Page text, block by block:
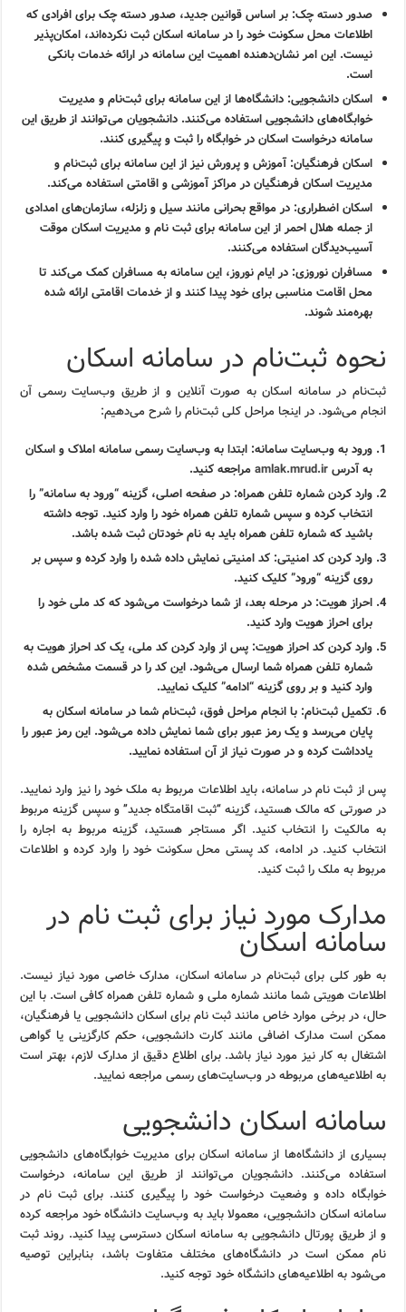
صدور دسته چک: بر اساس قوانین جدید، صدور دسته چک برای افرادی که
اطلاعات محل سکونت خود را در سامانه اسکان ثبت نکرده‌اند، امکان‌پذیر
نیست. این امر نشان‌دهنده اهمیت این سامانه در ارائه خدمات بانکی
است.
اسکان دانشجویی: دانشگاه‌ها از این سامانه برای ثبت‌نام و مدیریت
خوابگاه‌های دانشجویی استفاده می‌کنند. دانشجویان می‌توانند از طریق این
سامانه درخواست اسکان در خوابگاه را ثبت و پیگیری کنند.
اسکان فرهنگیان:آموزش و پرورش نیز از این سامانه برای ثبت‌نام و
مدیریت اسکان فرهنگیان در مراکز آموزشی و اقامتی استفاده می‌کند.
اسکان اضطراری: در مواقع بحرانی مانند سیل و زلزله، سازمان‌های امدادی
از جمله هلال احمر از این سامانه برای ثبت نام و مدیریت اسکان موقت
آسیب‌دیدگان استفاده می‌کنند.
مسافران نوروزی: در ایام نوروز، این سامانه به مسافران کمک می‌کند تا
محل اقامت مناسبی برای خود پیدا کنند و از خدمات اقامتی ارائه شده
بهره‌مند شوند.
نحوه ثبت‌نام در سامانه اسکان
ثبت‌نام در سامانه اسکان به صورت آنلاین و از طریق وب‌سایت رسمی آن
انجام می‌شود. در اینجا مراحل کلی ثبت‌نام را شرح می‌دهیم:
ورود به وب‌سایت سامانه: ابتدا به وب‌سایت رسمی سامانه املاک و اسکان
به آدرسamlak.mrud.irمراجعه کنید.
وارد کردن شماره تلفن همراه: در صفحه اصلی، گزینه “ورود به سامانه” را
انتخاب کرده و سپس شماره تلفن همراه خود را وارد کنید. توجه داشته
باشید که شماره تلفن همراه باید به نام خودتان ثبت شده باشد.
وارد کردن کد امنیتی: کد امنیتی نمایش داده شده را وارد کرده و سپس بر
روی گزینه “ورود” کلیک کنید.
احراز هویت: در مرحله بعد، از شما درخواست می‌شود که کد ملی خود را
برای احراز هویت وارد کنید.
وارد کردن کد احراز هویت: پس از وارد کردن کد ملی، یک کد احراز هویت به
شماره تلفن همراه شما ارسال می‌شود. این کد را در قسمت مشخص شده
وارد کنید و بر روی گزینه “ادامه” کلیک نمایید.
تکمیل ثبت‌نام: با انجام مراحل فوق، ثبت‌نام شما در سامانه اسکان به
پایان می‌رسد و یک رمز عبور برای شما نمایش داده می‌شود. این رمز عبور را
یادداشت کرده و در صورت نیاز از آن استفاده نمایید.
پس از ثبت نام در سامانه، باید اطلاعات مربوط به ملک خود را نیز وارد نمایید.
در صورتی که مالک هستید، گزینه “ثبت اقامتگاه جدید” و سپس گزینه مربوط
به مالکیت را انتخاب کنید. اگر مستاجر هستید، گزینه مربوط به اجاره را
انتخاب کنید. در ادامه، کد پستی محل سکونت خود را وارد کرده و اطلاعات
مربوط به ملک را ثبت کنید.
مدارک مورد نیاز برای ثبت نام در
سامانه اسکان
به طور کلی برای ثبت‌نام در سامانه اسکان، مدارک خاصی مورد نیاز نیست.
اطلاعات هویتی شما مانند شماره ملی و شماره تلفن همراه کافی است. با این
حال، در برخی موارد خاص مانند ثبت نام برای اسکان دانشجویی یا فرهنگیان،
ممکن است مدارک اضافی مانند کارت دانشجویی، حکم کارگزینی یا گواهی
اشتغال به کار نیز مورد نیاز باشد. برای اطلاع دقیق از مدارک لازم، بهتر است
به اطلاعیه‌های مربوطه در وب‌سایت‌های رسمی مراجعه نمایید.
سامانه اسکان دانشجویی
بسیاری از دانشگاه‌ها از سامانه اسکان برای مدیریت خوابگاه‌های دانشجویی
استفاده می‌کنند. دانشجویان می‌توانند از طریق این سامانه، درخواست
خوابگاه داده و وضعیت درخواست خود را پیگیری کنند. برای ثبت نام در
سامانه اسکان دانشجویی، معمولا باید به وب‌سایت دانشگاه خود مراجعه کرده
و از طریق پورتال دانشجویی به سامانه اسکان دسترسی پیدا کنید. روند ثبت
نام ممکن است در دانشگاه‌های مختلف متفاوت باشد، بنابراین توصیه
می‌شود به اطلاعیه‌های دانشگاه خود توجه کنید.